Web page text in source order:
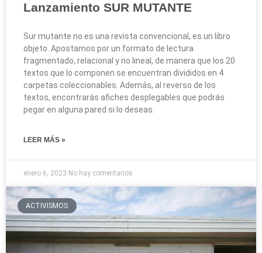
Lanzamiento SUR MUTANTE
Sur mutante no es una revista convencional, es un libro
objeto. Apostamos por un formato de lectura
fragmentado, relacional y no lineal, de manera que los 20
textos que lo componen se encuentran divididos en 4
carpetas coleccionables. Además, al reverso de los
textos, encontrarás afiches desplegables que podrás
pegar en alguna pared si lo deseas.
LEER MÁS »
enero 6, 2023 No hay comentarios
ACTIVISMOS